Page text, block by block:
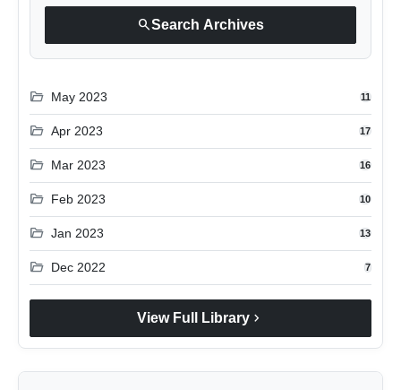
searchSearch Archives
folder_open May 2023 11
folder_open Apr 2023 17
folder_open Mar 2023 16
folder_open Feb 2023 10
folder_open Jan 2023 13
folder_open Dec 2022 7
View Full Library chevron_right